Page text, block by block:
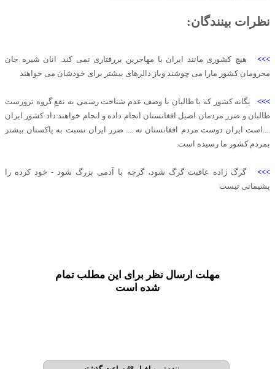
نظرات بینندگان:
>>> هیچ کشوری مانند ایران با مهاجرین بررفتاری نمی کند. انان شیره جان
محرومان کشور مارا می چوشند وباز دالرهای بیشتر برای خودشان می خواهند
>>> یگانه کشور که با طالبان با وصف عدم شناخت رسمی به نفع گروه ترورست
طالبان و ضرر مردمان اصیل افغانستان انجام داده و انجام خواهند داد کشور ایران
....است ایران دوست مردم افغانستان نه .... ضرر ایران نسبت به پاکستان بیشتر
بمردم کشور ما رسیده است.
>>>گرگ زاده عاقبت گرگ شود، گرچه با آدمی بزرگ شود - خود کرده را
پشیمانی نیست
مهلت ارسال نظر برای این مطلب تمام
شده است